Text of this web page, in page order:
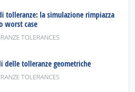
tolleranze: la simulazione rimpiazza
worst case
TOLERANCES
delle tolleranze geometriche
TOLERANCES